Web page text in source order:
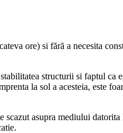
ore) si fără a necesita
structurii si faptul ca
la sol a acesteia, este
asupra mediului